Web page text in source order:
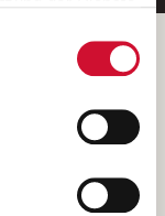
so stimmen
zu. Sie können
widerrufen,
und diese
Unterfranken